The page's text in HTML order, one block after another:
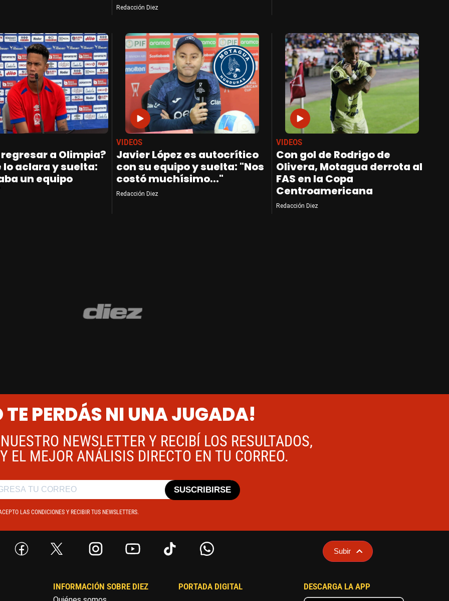
Redacción Diez
a Olimpia?
lo aclara y suelta:
un equipo
VIDEOS
Javier López es autocrítico
con su equipo y suelta: "Nos
costó muchísimo..."
Redacción Diez
VIDEOS
Con gol de Rodrigo de
Olivera, Motagua derrota al
FAS en la Copa
Centroamericana
Redacción Diez
TE PERDÁS NI UNA JUGADA!
NEWSLETTER Y RECIBÍ LOS RESULTADOS,
EL MEJOR ANÁLISIS DIRECTO EN TU CORREO.
LAS CONDICIONES Y RECIBIR TUS NEWSLETTERS.
SUSCRIBIRSE
Subir
INFORMACIÓN SOBRE DIEZ
PORTADA DIGITAL DESCARGA LA APP